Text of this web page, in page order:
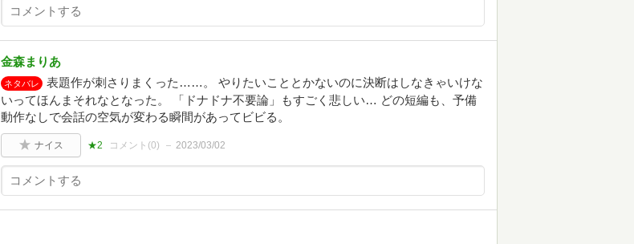
金森まりあ
ネタバレ
表題作が刺さりまくった……。 やりたいこととかないのに決断はしなきゃいけな
いってほんまそれなとなった。 「ドナドナ不要論」もすごく悲しい… どの短編も、予備
動作なしで会話の空気が変わる瞬間があってビビる。
ナイス ★2 コメント(0) 2023/03/02